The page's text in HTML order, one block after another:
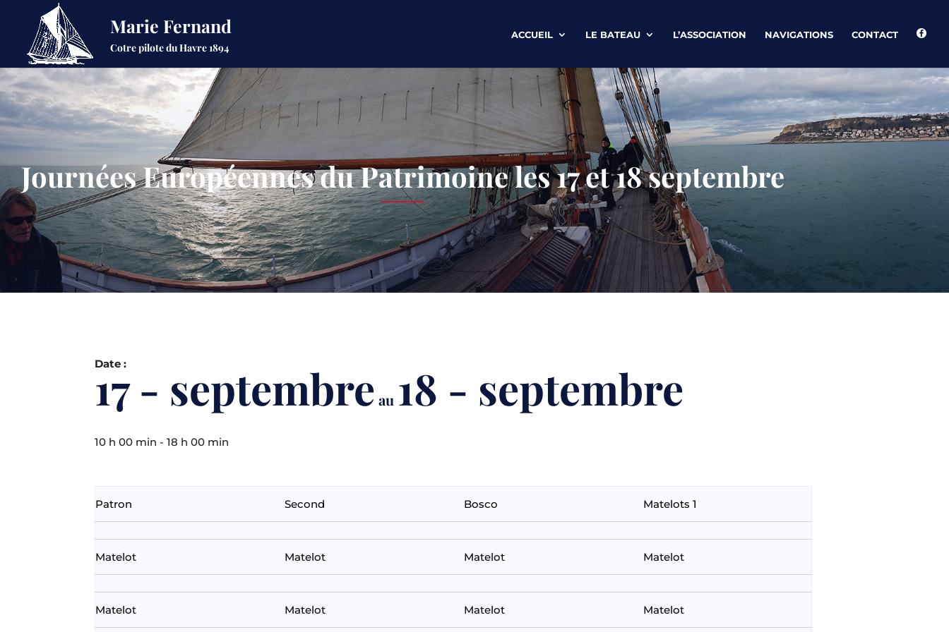
Marie Fernand
Cotre pilote du Havre 1894
ACCUEIL LE BATEAU L’ASSOCIATION NAVIGATIONS CONTACT
Journées Européennes du Patrimoine les 17 et 18 septembre
Date :
17 - septembre au 18 - septembre
10 h 00 min - 18 h 00 min
Patron Second Bosco Matelots 1
Matelot Matelot Matelot Matelot
Matelot Matelot Matelot Matelot